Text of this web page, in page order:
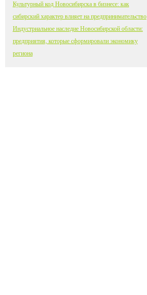
Культурный код Новосибирска в бизнесе: как
сибирский характер влияет на предпринимательство
Индустриальное наследие Новосибирской области:
предприятия, которые сформировали экономику
региона